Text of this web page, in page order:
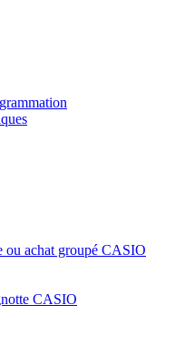
ou achat groupé CASIO
CASIO